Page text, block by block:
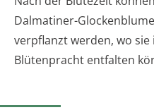
Dalmatiner-
verpflanzt werden, wo
Blütenpracht entfalten